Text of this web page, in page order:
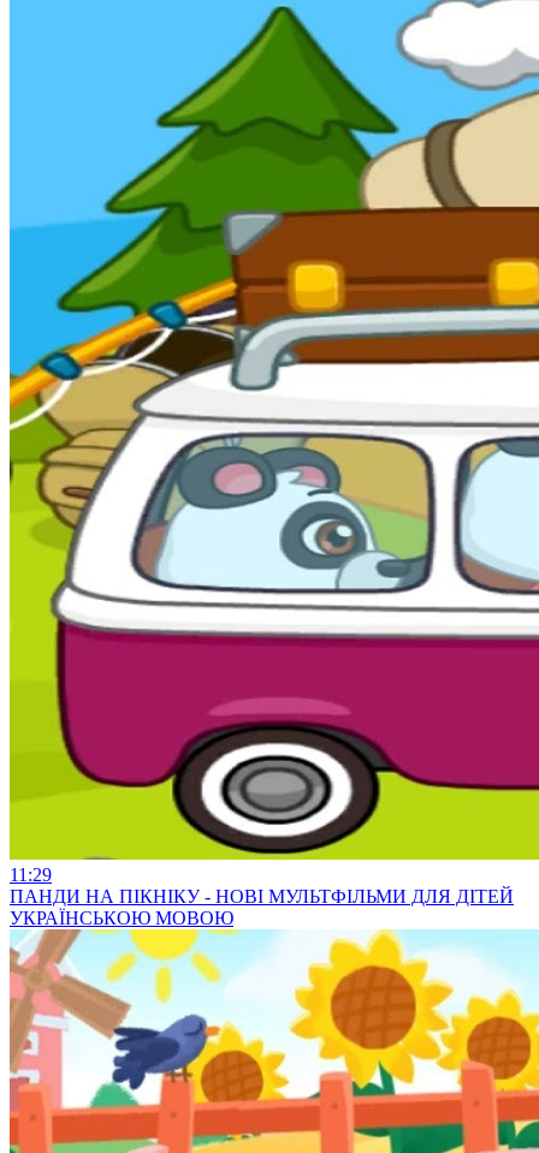
11:29
ПАНДИ НА ПІКНІКУ - НОВІ МУЛЬТФІЛЬМИ ДЛЯ ДІТЕЙ
УКРАЇНСЬКОЮ МОВОЮ